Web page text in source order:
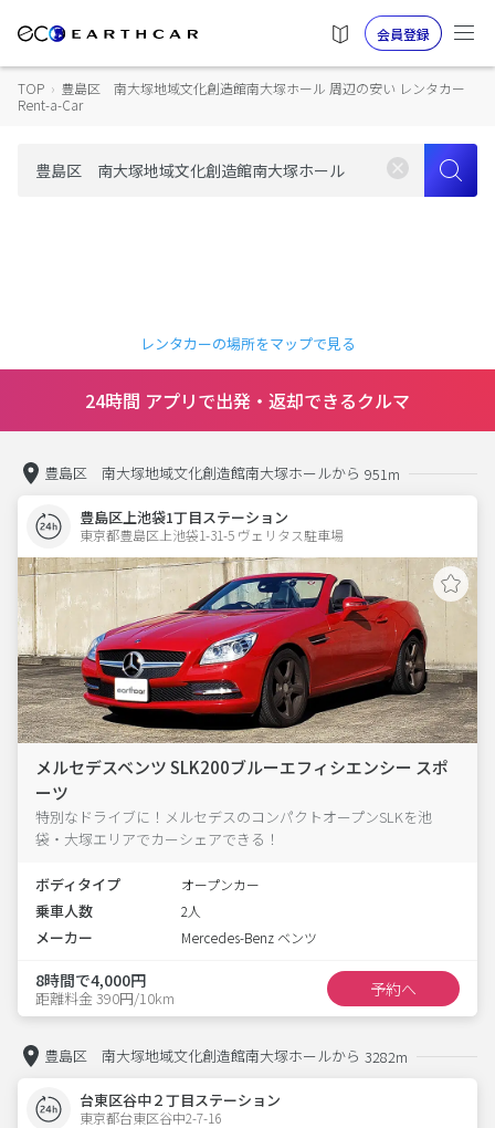
会員登録
TOP › 豊島区 南大塚地域文化創造館南大塚ホール 周辺の安い レンタカー
Rent-a-Car
レンタカーの場所をマップで見る
24時間 アプリで出発・返却できるクルマ
豊島区 南大塚地域文化創造館南大塚ホールから 951m
豊島区上池袋1丁目ステーション
東京都豊島区上池袋1-31-5 ヴェリタス駐車場
メルセデスベンツ SLK200ブルーエフィシエンシー スポ
ーツ
特別なドライブに！メルセデスのコンパクトオープンSLKを池
袋・大塚エリアでカーシェアできる！
ボディタイプ オープンカー
乗車人数 2人
メーカー Mercedes-Benz ベンツ
8時間で4,000円
距離料金 390円/10km 予約へ
豊島区 南大塚地域文化創造館南大塚ホールから 3282m
台東区谷中２丁目ステーション
東京都台東区谷中2-7-16